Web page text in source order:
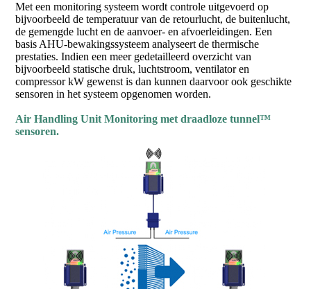
Met een monitoring systeem wordt controle uitgevoerd op
bijvoorbeeld de temperatuur van de retourlucht, de buitenlucht,
de gemengde lucht en de aanvoer- en afvoerleidingen. Een
basis AHU-bewakingssysteem analyseert de thermische
prestaties. Indien een meer gedetailleerd overzicht van
bijvoorbeeld statische druk, luchtstroom, ventilator en
compressor kW gewenst is dan kunnen daarvoor ook geschikte
sensoren in het systeem opgenomen worden.
Air Handling Unit Monitoring met draadloze tunnel™
sensoren.